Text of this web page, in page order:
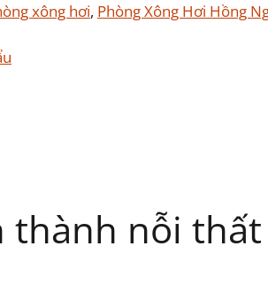
xông hơi, Phòng Xông Hơi Hồng
nỗi thất